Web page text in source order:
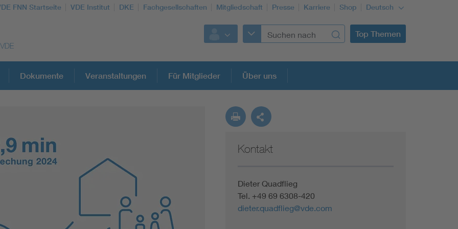
FNN Startseite VDE Institut DKE Fachgesellschaften Mitgliedschaft Presse Karriere Shop Deutsch
Top Themen
Vom Netz zum System
Digitalisierung und Metering
Versorgungsqualität Stromnetze
Dokumente Veranstaltungen Für Mitglieder Über uns
Kontakt
Dieter Quadflieg
Tel. +49 69 6308-420
dieter.quadflieg@vde.com